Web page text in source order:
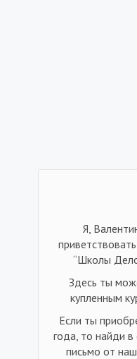
Я,
“Школы
Здесь ты
купленным
Если ты
года, то найди в
письмо от